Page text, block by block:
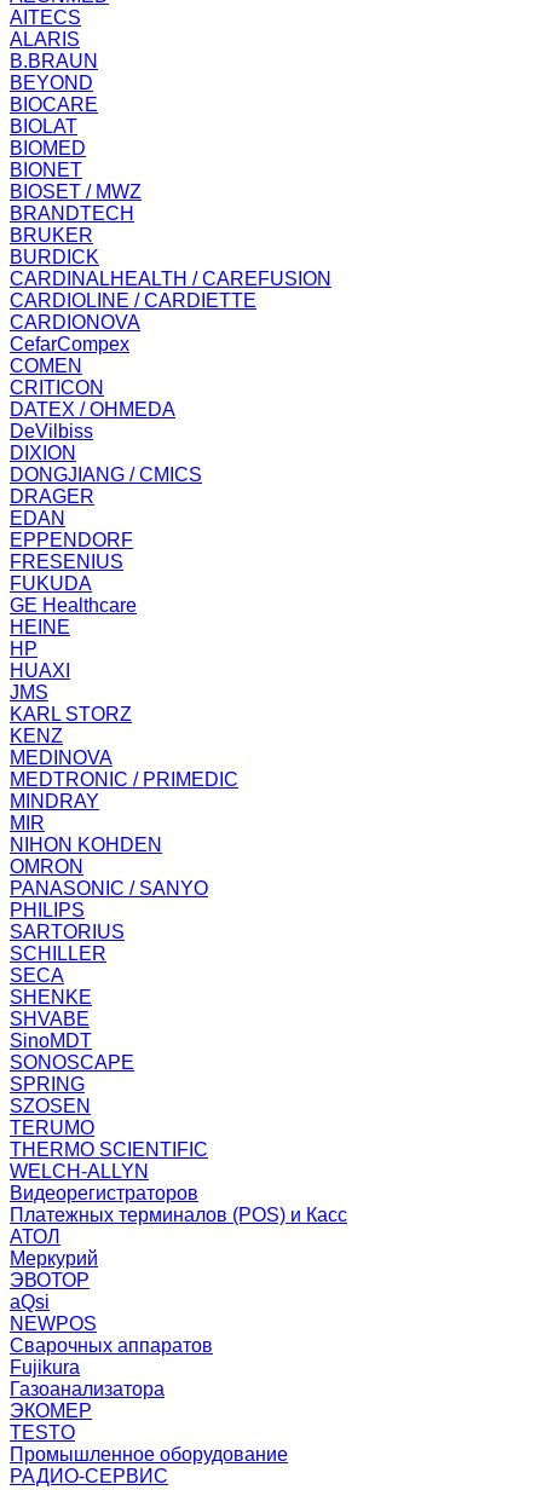
AITECS
ALARIS
B.BRAUN
BEYOND
BIOCARE
BIOLAT
BIOMED
BIONET
BIOSET / MWZ
BRANDTECH
BRUKER
BURDICK
CARDINALHEALTH / CAREFUSION
CARDIOLINE / CARDIETTE
CARDIONOVA
CefarCompex
COMEN
CRITICON
DATEX / OHMEDA
DeVilbiss
DIXION
DONGJIANG / CMICS
DRAGER
EDAN
EPPENDORF
FRESENIUS
FUKUDA
GE Healthcare
HEINE
HP
HUAXI
JMS
KARL STORZ
KENZ
MEDINOVA
MEDTRONIC / PRIMEDIC
MINDRAY
MIR
NIHON KOHDEN
OMRON
PANASONIC / SANYO
PHILIPS
SARTORIUS
SCHILLER
SECA
SHENKE
SHVABE
SinoMDT
SONOSCAPE
SPRING
SZOSEN
TERUMO
THERMO SCIENTIFIC
WELCH-ALLYN
Видеорегистраторов
Платежных терминалов (POS) и Касс
АТОЛ
Меркурий
ЭВОТОР
aQsi
NEWPOS
Сварочных аппаратов
Fujikura
Газоанализатора
ЭКОМЕР
TESTO
Промышленное оборудование
РАДИО-СЕРВИС